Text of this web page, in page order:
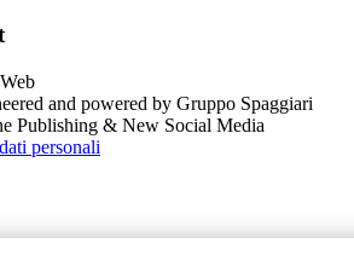
and powered by Gruppo Spaggiari
Publishing & New Social Media
personali